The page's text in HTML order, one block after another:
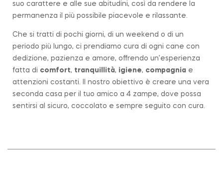
suo carattere e alle sue abitudini, così da rendere la
permanenza il più possibile piacevole e rilassante.
Che si tratti di pochi giorni, di un weekend o di un
periodo più lungo, ci prendiamo cura di ogni cane con
dedizione, pazienza e amore, offrendo un’esperienza
fatta di comfort, tranquillità, igiene, compagnia e
attenzioni costanti. Il nostro obiettivo è creare una vera
seconda casa per il tuo amico a 4 zampe, dove possa
sentirsi al sicuro, coccolato e sempre seguito con cura.